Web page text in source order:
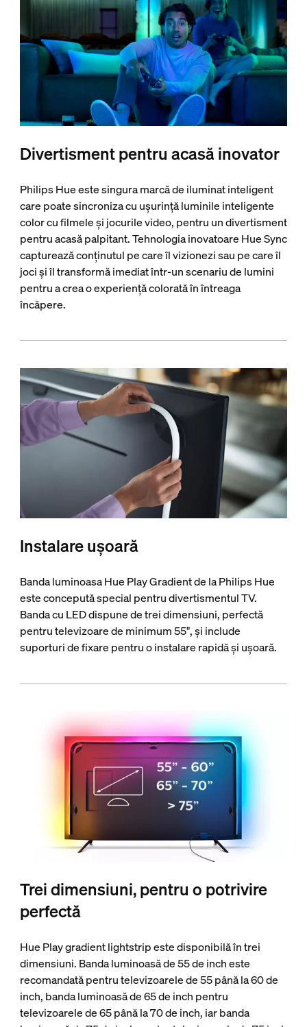
Divertisment pentru acasă inovator
Philips Hue este singura marcă de iluminat inteligent
care poate sincroniza cu ușurință luminile inteligente
color cu filmele și jocurile video, pentru un divertisment
pentru acasă palpitant. Tehnologia inovatoare Hue Sync
capturează conținutul pe care îl vizionezi sau pe care îl
joci și îl transformă imediat într-un scenariu de lumini
pentru a crea o experiență colorată în întreaga
încăpere.
Instalare ușoară
Banda luminoasa Hue Play Gradient de la Philips Hue
este concepută special pentru divertismentul TV.
Banda cu LED dispune de trei dimensiuni, perfectă
pentru televizoare de minimum 55", și include
suporturi de fixare pentru o instalare rapidă și ușoară.
Trei dimensiuni, pentru o potrivire
perfectă
Hue Play gradient lightstrip este disponibilă în trei
dimensiuni. Banda luminoasă de 55 de inch este
recomandată pentru televizoarele de 55 până la 60 de
inch, banda luminoasă de 65 de inch pentru
televizoarele de 65 până la 70 de inch, iar banda